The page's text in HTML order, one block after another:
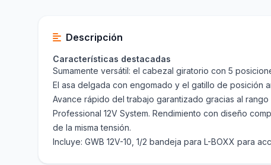
Descripción
Características destacadas
Sumamente versátil: el cabezal giratorio con 5
El asa delgada con engomado y el gatillo de posición
Avance rápido del trabajo garantizado gracias al
Professional 12V System. Rendimiento con diseño
de la misma tensión.
Incluye: GWB 12V-10, 1/2 bandeja para L-BOXX para